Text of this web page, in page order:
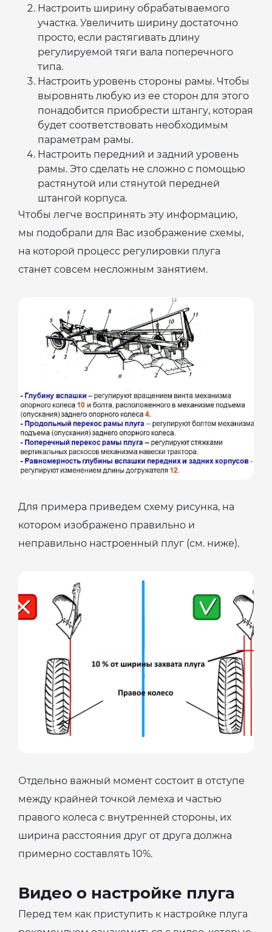
Настроить ширину обрабатываемого
участка. Увеличить ширину достаточно
просто, если растягивать длину
регулируемой тяги вала поперечного
типа.
Настроить уровень стороны рамы. Чтобы
выровнять любую из ее сторон для этого
понадобится приобрести штангу, которая
будет соответствовать необходимым
параметрам рамы.
Настроить передний и задний уровень
рамы. Это сделать не сложно с помощью
растянутой или стянутой передней
штангой корпуса.
Чтобы легче воспринять эту информацию,
мы подобрали для Вас изображение схемы,
на которой процесс регулировки плуга
станет совсем несложным занятием.
Для примера приведем схему рисунка, на
котором изображено правильно и
неправильно настроенный плуг (см. ниже).
Отдельно важный момент состоит в отступе
между крайней точкой лемеха и частью
правого колеса с внутренней стороны, их
ширина расстояния друг от друга должна
примерно составлять 10%.
Видео о настройке плуга
Перед тем как приступить к настройке плуга